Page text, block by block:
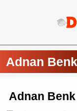
Adnan
Adnan